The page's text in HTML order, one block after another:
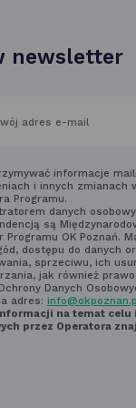
newsletter
informacje
i innych zmianach
Programu.
danych
są
Programu OK Poznań.
dostępu do danych
sprzeciwu, ich
jak również
Danych
adres:
na temat
przez Operatora